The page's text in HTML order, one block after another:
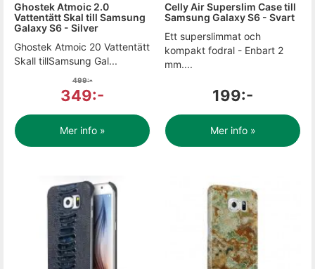
Ghostek Atmoic 2.0
Vattentätt Skal till Samsung
Galaxy S6 - Silver
Ghostek Atmoic 20 Vattentätt
Skall tillSamsung Gal...
499:-
349:-
Mer info »
Celly Air Superslim Case till
Samsung Galaxy S6 - Svart
Ett superslimmat och
kompakt fodral - Enbart 2
mm....
199:-
Mer info »